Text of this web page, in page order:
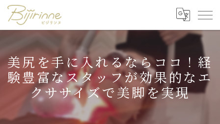
美尻を手に入れるならココ！経
験豊富なスタッフが効果的なエ
クササイズで美脚を実現